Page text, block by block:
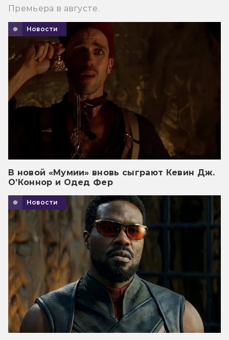
Премьера в августе.
Новости
В новой «Мумии» вновь сыграют Кевин Дж.
О’Коннор и Одед Фер
Новости